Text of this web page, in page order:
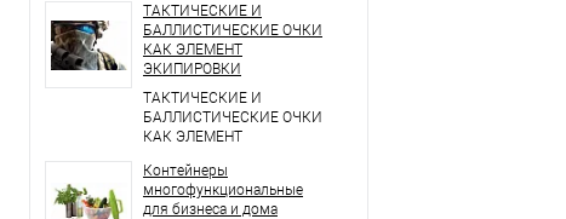
ТАКТИЧЕСКИЕ И
БАЛЛИСТИЧЕСКИЕ ОЧКИ
КАК ЭЛЕМЕНТ
ЭКИПИРОВКИ
ТАКТИЧЕСКИЕ И
БАЛЛИСТИЧЕСКИЕ ОЧКИ
КАК ЭЛЕМЕНТ
Контейнеры
многофункциональные
для бизнеса и дома